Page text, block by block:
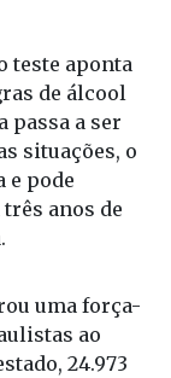
teste aponta
de álcool
passa a ser
situações, o
e pode
anos de
uma força-
ao
24.973